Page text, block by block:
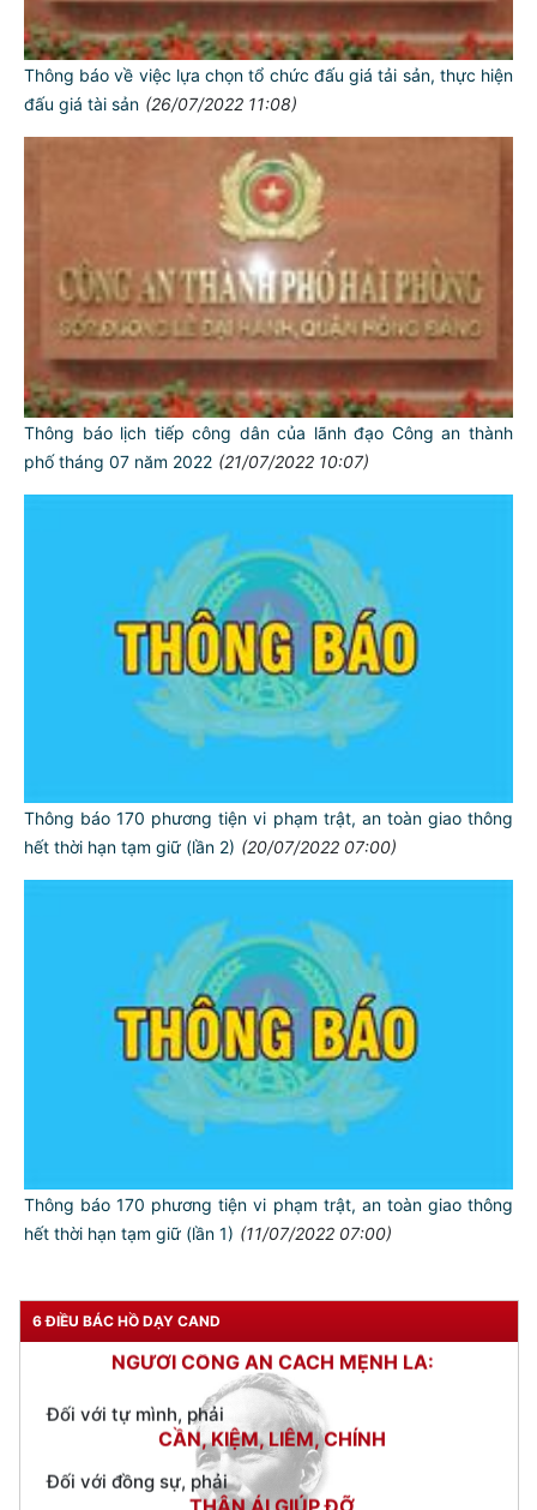
Thông báo về việc lựa chọn tổ chức đấu giá tải sản, thực hiện
đấu giá tài sản (26/07/2022 11:08)
Thông báo lịch tiếp công dân của lãnh đạo Công an thành
phố tháng 07 năm 2022 (21/07/2022 10:07)
Thông báo 170 phương tiện vi phạm trật, an toàn giao thông
hết thời hạn tạm giữ (lần 2) (20/07/2022 07:00)
Thông báo 170 phương tiện vi phạm trật, an toàn giao thông
hết thời hạn tạm giữ (lần 1) (11/07/2022 07:00)
6 ĐIỀU BÁC HỒ DẠY CAND
Đối với tự mình, phải
CẦN, KIỆM, LIÊM, CHÍNH
Đối với đồng sự, phải
THÂN ÁI GIÚP ĐỠ
Đối với chính phủ, phải
TUYỆT ĐỐI TRUNG THÀNH